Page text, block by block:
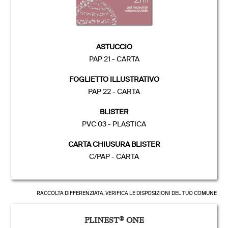
ASTUCCIO
PAP 21 - CARTA
FOGLIETTO ILLUSTRATIVO
PAP 22 - CARTA
BLISTER
PVC 03 - PLASTICA
CARTA CHIUSURA BLISTER
C/PAP - CARTA
RACCOLTA DIFFERENZIATA, VERIFICA LE DISPOSIZIONI DEL TUO COMUNE
PLINEST®ONE